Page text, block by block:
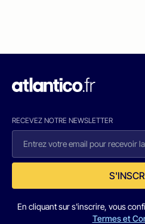
RECEVEZ NOTRE NEWSLETTER
En cliquant sur s'inscrire, vous
Termes et